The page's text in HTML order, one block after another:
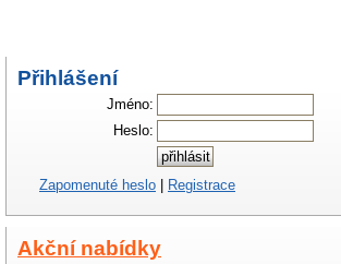
Přihlášení
Jméno:
Heslo:
Zapomenuté heslo Registrace
Akční nabídky